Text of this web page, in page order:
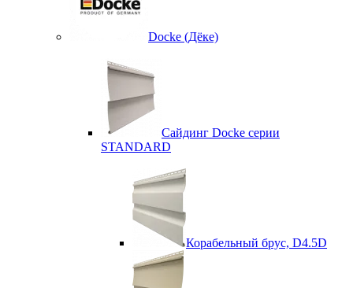
Docke (Дёке)
Сайдинг Docke серии
STANDARD
Корабельный брус, D4.5D